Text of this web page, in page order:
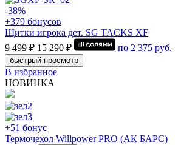
-38%
+379 бонусов
Щитки игрока дет. SG TACKS XF
9 499 ₽ 15 290 ₽ по 2 375 руб.
быстрый просмотр
В избранное
НОВИНКА
+51 бонус
Термочехол Willpower PRO (АК БАРС)